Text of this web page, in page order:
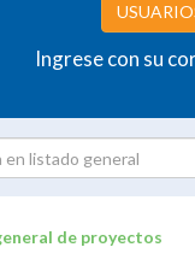
Ingrese con su
de proyectos